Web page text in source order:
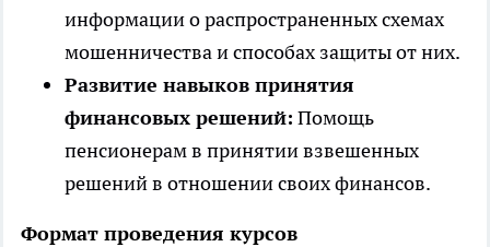
информации о распространенных схемах
мошенничества и способах защиты от них.
Развитие навыков принятия
финансовых решений: Помощь
пенсионерам в принятии взвешенных
решений в отношении своих финансов.
Формат проведения курсов